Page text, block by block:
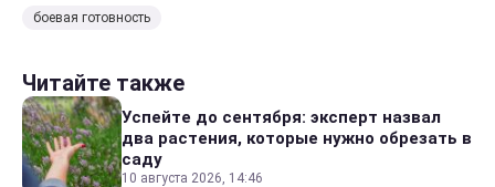
боевая готовность
Читайте также
Успейте до сентября: эксперт назвал
два растения, которые нужно обрезать в
саду
10 августа 2026, 14:46